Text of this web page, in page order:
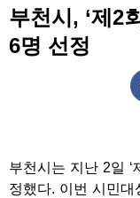
부천시, ‘제2
6명 선정
부천시는 지난 2일 ‘
정했다. 이번 시민대